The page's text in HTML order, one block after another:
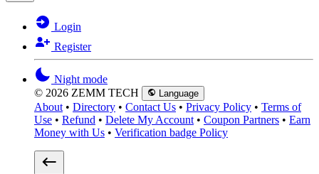
Login
Register
Night mode
© 2026 ZEMM TECH
Language
About • Directory • Contact Us • Privacy Policy • Terms of
Use • Refund • Delete My Account • Coupon Partners • Earn
Money with Us • Verification badge Policy